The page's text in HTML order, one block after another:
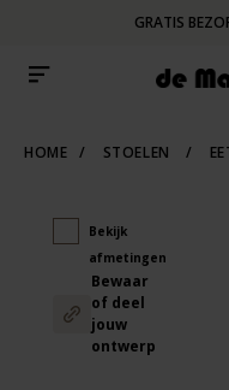
GRATIS
HOME / STOELEN /
Bekijk
afmetingen
Bewaar
of deel
jouw
ontwerp